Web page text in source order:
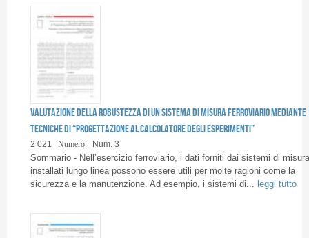
Valutazione della robustezza di un sistema di misura ferroviario mediante
tecniche di “Progettazione al Calcolatore degli Esperimenti”
2 021 Numero: Num. 3
Sommario - Nell’esercizio ferroviario, i dati forniti dai sistemi di misura
installati lungo linea possono essere utili per molte ragioni come la
sicurezza e la manutenzione. Ad esempio, i sistemi di... leggi tutto